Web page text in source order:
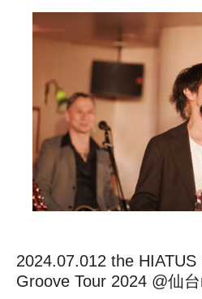
2024.07.012 the
Groove Tour 2024 @仙